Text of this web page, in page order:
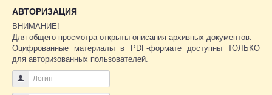
АВТОРИЗАЦИЯ
ВНИМАНИЕ!
Для общего просмотра открыты описания архивных документов.
Оцифрованные материалы в PDF-формате доступны ТОЛЬКО
для авторизованных пользователей.
Логин